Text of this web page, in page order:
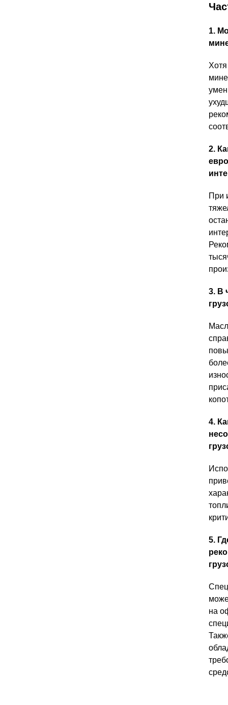
1.
2.
При
3. В
4.
5.
на